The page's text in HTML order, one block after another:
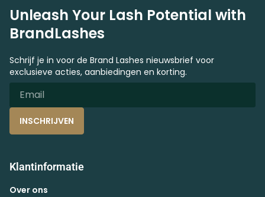
Unleash Your Lash Potential with
BrandLashes
Schrijf je in voor de Brand Lashes nieuwsbrief voor
exclusieve acties, aanbiedingen en korting.
INSCHRIJVEN
Klantinformatie
Over ons